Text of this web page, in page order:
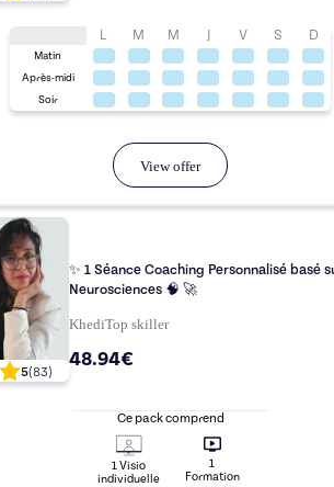
L M M J V S D
Matin
Après-midi
Soir
View offer
5(83)
✨ 1 Séance Coaching Personnalisé basé
Neurosciences 🧠 🚀
KhediTop skiller
48.94€
Ce pack comprend
1Visio
individuelle
1
Formation